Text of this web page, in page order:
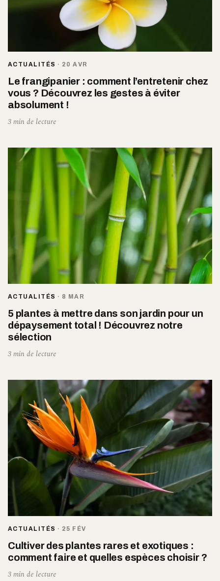
ACTUALITÉS · 20 AVR
Le frangipanier : comment l’entretenir chez
vous ? Découvrez les gestes à éviter
absolument !
3 min de lecture
ACTUALITÉS · 8 MAR
5 plantes à mettre dans son jardin pour un
dépaysement total ! Découvrez notre
sélection
3 min de lecture
ACTUALITÉS · 25 FÉV
Cultiver des plantes rares et exotiques :
comment faire et quelles espèces choisir ?
3 min de lecture